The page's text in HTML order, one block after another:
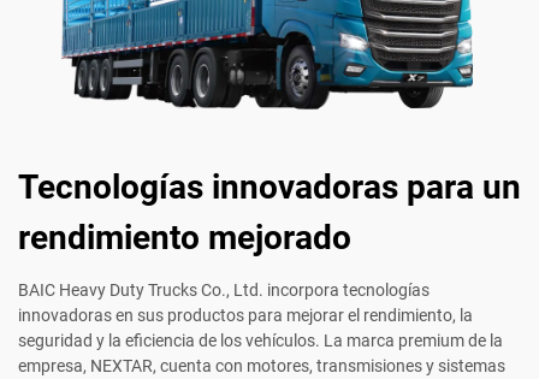
Tecnologías innovadoras para un
rendimiento mejorado
BAIC Heavy Duty Trucks Co., Ltd. incorpora tecnologías
innovadoras en sus productos para mejorar el rendimiento, la
seguridad y la eficiencia de los vehículos. La marca premium de la
empresa, NEXTAR, cuenta con motores, transmisiones y sistemas